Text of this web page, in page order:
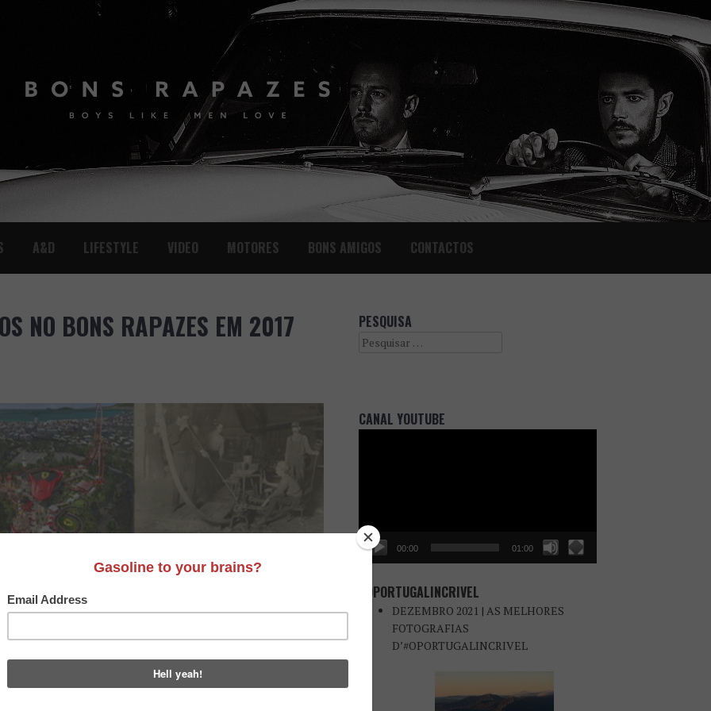
A&D LIFESTYLE VIDEO MOTORES BONS AMIGOS CONTACTOS
NO BONS RAPAZES EM 2017 PESQUISA
Search
CANAL YOUTUBE
00:00 01:00
#OPORTUGALINCRIVEL
DEZEMBRO 2021 | AS MELHORES
FOTOGRAFIAS
D’#OPORTUGALINCRIVEL